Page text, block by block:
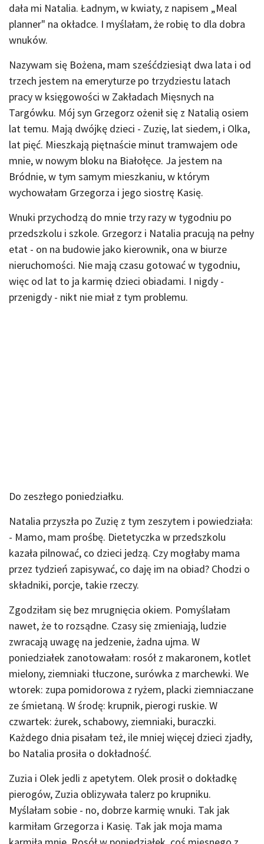
dała mi Natalia. Ładnym, w kwiaty, z napisem „Meal
planner" na okładce. I myślałam, że robię to dla dobra
wnuków.
Nazywam się Bożena, mam sześćdziesiąt dwa lata i od
trzech jestem na emeryturze po trzydziestu latach
pracy w księgowości w Zakładach Mięsnych na
Targówku. Mój syn Grzegorz ożenił się z Natalią osiem
lat temu. Mają dwójkę dzieci - Zuzię, lat siedem, i Olka,
lat pięć. Mieszkają piętnaście minut tramwajem ode
mnie, w nowym bloku na Białołęce. Ja jestem na
Bródnie, w tym samym mieszkaniu, w którym
wychowałam Grzegorza i jego siostrę Kasię.
Wnuki przychodzą do mnie trzy razy w tygodniu po
przedszkolu i szkole. Grzegorz i Natalia pracują na pełny
etat - on na budowie jako kierownik, ona w biurze
nieruchomości. Nie mają czasu gotować w tygodniu,
więc od lat to ja karmię dzieci obiadami. I nigdy -
przenigdy - nikt nie miał z tym problemu.
Do zeszłego poniedziałku.
Natalia przyszła po Zuzię z tym zeszytem i powiedziała:
- Mamo, mam prośbę. Dietetyczka w przedszkolu
kazała pilnować, co dzieci jedzą. Czy mogłaby mama
przez tydzień zapisywać, co daję im na obiad? Chodzi o
składniki, porcje, takie rzeczy.
Zgodziłam się bez mrugnięcia okiem. Pomyślałam
nawet, że to rozsądne. Czasy się zmieniają, ludzie
zwracają uwagę na jedzenie, żadna ujma. W
poniedziałek zanotowałam: rosół z makaronem, kotlet
mielony, ziemniaki tłuczone, surówka z marchewki. We
wtorek: zupa pomidorowa z ryżem, placki ziemniaczane
ze śmietaną. W środę: krupnik, pierogi ruskie. W
czwartek: żurek, schabowy, ziemniaki, buraczki.
Każdego dnia pisałam też, ile mniej więcej dzieci zjadły,
bo Natalia prosiła o dokładność.
Zuzia i Olek jedli z apetytem. Olek prosił o dokładkę
pierogów, Zuzia oblizywała talerz po krupniku.
Myślałam sobie - no, dobrze karmię wnuki. Tak jak
karmiłam Grzegorza i Kasię. Tak jak moja mama